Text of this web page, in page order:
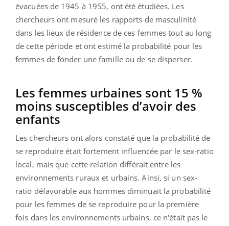
évacuées de 1945 à 1955, ont été étudiées. Les
chercheurs ont mesuré les rapports de masculinité
dans les lieux de résidence de ces femmes tout au long
de cette période et ont estimé la probabilité pour les
femmes de fonder une famille ou de se disperser.
Les femmes urbaines sont 15 %
moins susceptibles d’avoir des
enfants
Les chercheurs ont alors constaté que la probabilité de
se reproduire était fortement influencée par le sex-ratio
local, mais que cette relation différait entre les
environnements ruraux et urbains. Ainsi, si un sex-
ratio défavorable aux hommes diminuait la probabilité
pour les femmes de se reproduire pour la première
fois dans les environnements urbains, ce n'était pas le